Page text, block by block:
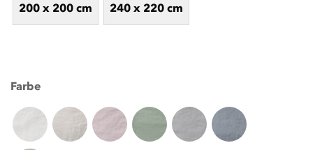
200 x 200 cm 240 x 220 cm
Farbe